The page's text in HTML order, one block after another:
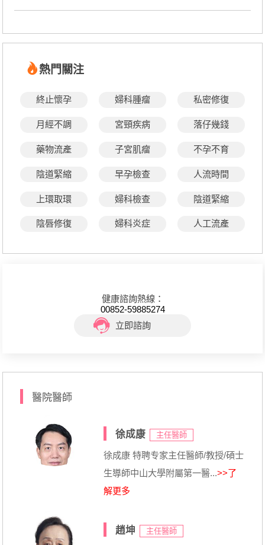
熱門關注
終止懷孕 婦科腫瘤 私密修復
月經不調 宮頸疾病 落仔幾錢
藥物流產 子宮肌瘤 不孕不育
陰道緊縮 早孕檢查 人流時間
上環取環 婦科檢查 陰道緊縮
陰唇修復 婦科炎症 人工流產
健康諮詢熱線：
00852-59885274
立即諮詢
醫院醫師
徐成康 主任醫師
徐成康 特聘专家主任醫師/教授/碩士
生導師中山大學附屬第一醫...>>了
解更多
趙坤 主任醫師